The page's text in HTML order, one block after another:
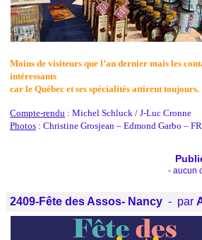
Moins de visiteurs que l’an dernier mais les
intéressants
car le Québec et ses spécialités attirent toujours.
Compte-rendu : Michel Schluck / J-Luc Cronne
Photos : Christine Grosjean – Edmond Garbo –
- aucun
2409-Fête des Assos- Nancy - par